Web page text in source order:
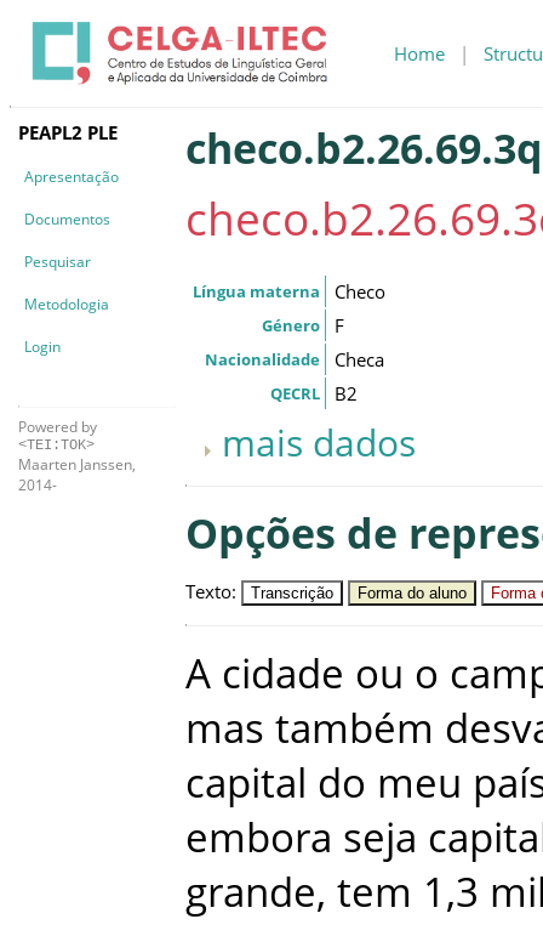
Home |
PEAPL2 PLE
Apresentação
Documentos
Pesquisar
Metodologia
Login
Powered by
<TEI:TOK>
Maarten Janssen,
2014-
checo.b2.26.69.3q
Língua materna Checo
Género F
Nacionalidade Checa
QECRL B2
mais dados
Opções de
Texto: Transcrição Forma do aluno Forma
A cidade ou o
mas também
capital do meu
embora seja
grande, tem 1,3